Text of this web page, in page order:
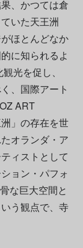
、かつては倉
いた天王洲
ほとんどなか
に知られるよ
光を促し、
、国際アート
ART
」の存在を世
オランダ・ア
ィストとして
ョン・パフォ
な巨大空間と
う観点で、寺